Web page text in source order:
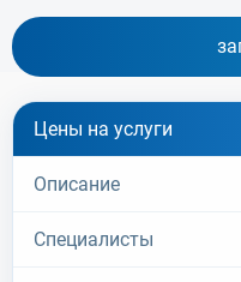
Цены на услуги
Описание
Специалисты